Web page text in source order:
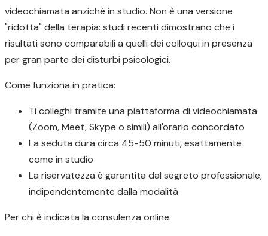
videochiamata anziché in studio. Non è una versione
"ridotta" della terapia: studi recenti dimostrano che i
risultati sono comparabili a quelli dei colloqui in presenza
per gran parte dei disturbi psicologici.
Come funziona in pratica:
Ti colleghi tramite una piattaforma di videochiamata
(Zoom, Meet, Skype o simili) all'orario concordato
La seduta dura circa 45-50 minuti, esattamente
come in studio
La riservatezza è garantita dal segreto professionale,
indipendentemente dalla modalità
Per chi è indicata la consulenza online: